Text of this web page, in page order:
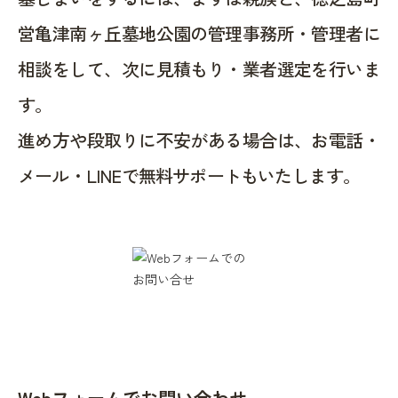
営亀津南ヶ丘墓地公園の管理事務所・管理者に
相談をして、次に見積もり・業者選定を行いま
す。
進め方や段取りに不安がある場合は、お電話・
メール・LINEで無料サポートもいたします。